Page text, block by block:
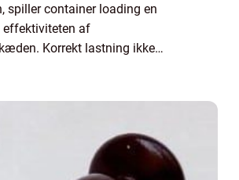
spiller container loading en
effektiviteten af
Korrekt lastning ikke